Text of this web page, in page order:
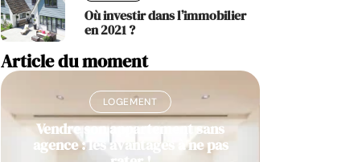
Où investir dans l’immobilier
en 2021 ?
Article du moment
LOGEMENT
Vendre son appartement sans
agence : les avantages à ne pas